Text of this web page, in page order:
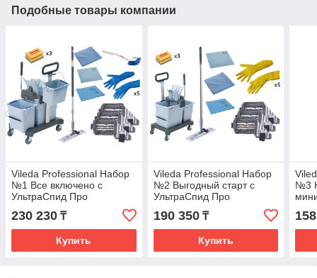
Подобные товары компании
Vileda Professional Набор
№1 Все включено с
УльтраСпид Про
230 230 ₸
Купить
Vileda Professional Набор
№2 Выгодный старт с
УльтраСпид Про
190 350₸
Купить
№3